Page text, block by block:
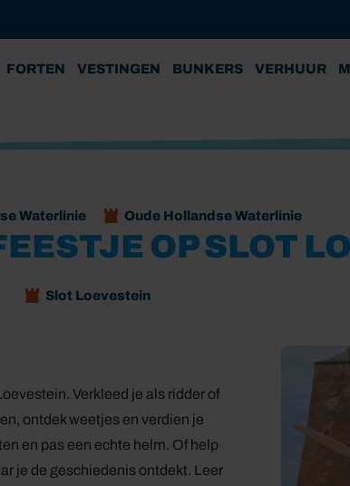
FORTEN VESTINGEN BUNKERS VERHUUR
Waterlinie Oude Hollandse Waterlinie
OP SLOT
Slot Loevestein
Verkleed je als ridder of
ontdek weetjes en verdien je
en pas een echte helm. Of help
je de geschiedenis ontdekt. Leer